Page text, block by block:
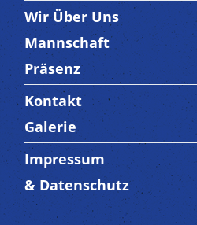
Trenner3
Wir Über Uns
Mannschaft
Präsenz
Trenner4
Kontakt
Galerie
Trenner 5
Impressum
& Datenschutz